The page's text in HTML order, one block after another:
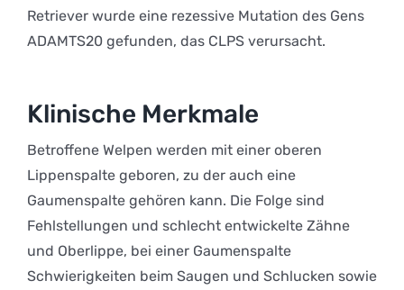
Retriever wurde eine rezessive Mutation des Gens
ADAMTS20 gefunden, das CLPS verursacht.
Klinische Merkmale
Betroffene Welpen werden mit einer oberen
Lippenspalte geboren, zu der auch eine
Gaumenspalte gehören kann. Die Folge sind
Fehlstellungen und schlecht entwickelte Zähne
und Oberlippe, bei einer Gaumenspalte
Schwierigkeiten beim Saugen und Schlucken sowie